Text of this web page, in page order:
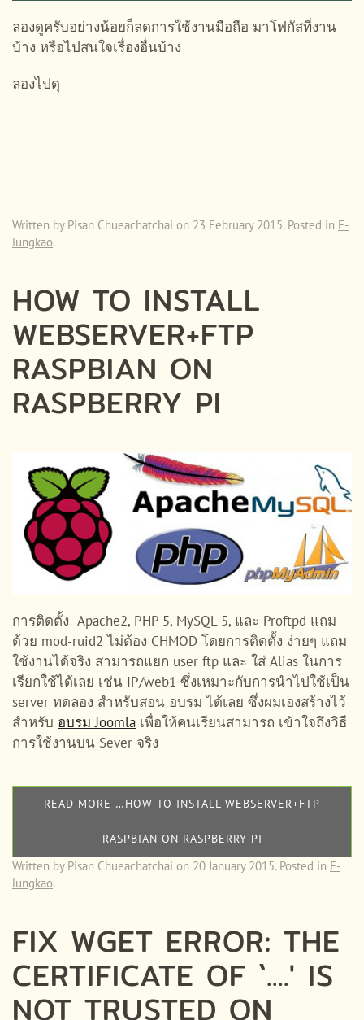
ลองดูครับอย่างน้อยก็ลดการใช้งานมือถือ มาโฟกัสที่งาน
บ้าง หรือไปสนใจเรื่องอื่นบ้าง
ลองไปดุ
Written by Pisan Chueachatchai on 23 February 2015. Posted in E-
lungkao.
HOW TO INSTALL
WEBSERVER+FTP
RASPBIAN ON
RASPBERRY PI
การติดตั้ง Apache2, PHP 5, MySQL 5, และ Proftpd แถม
ด้วย mod-ruid2 ไม่ต้อง CHMOD โดยการติดตั้ง ง่ายๆ แถม
ใช้งานได้จริง สามารถแยก user ftp และ ใส่ Alias ในการ
เรียกใช้ได้เลย เช่น IP/web1 ซึ่งเหมาะกับการนำไปใช้เป็น
server ทดลอง สำหรับสอน อบรม ได้เลย ซึ่งผมเองสร้างไว้
สำหรับ อบรม Joomla เพื่อให้คนเรียนสามารถ เข้าใจถึงวิธี
การใช้งานบน Sever จริง
READ MORE …HOW TO INSTALL WEBSERVER+FTP
RASPBIAN ON RASPBERRY PI
Written by Pisan Chueachatchai on 20 January 2015. Posted in E-
lungkao.
FIX WGET ERROR: THE
CERTIFICATE OF `....' IS
NOT TRUSTED ON